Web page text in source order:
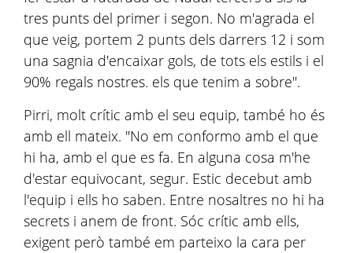
tres punts del primer i segon. No m'agrada el
que veig, portem 2 punts dels darrers 12 i som
una sagnia d'encaixar gols, de tots els estils i el
90% regals nostres. els que tenim a sobre".
Pirri, molt crític amb el seu equip, també ho és
amb ell mateix. "No em conformo amb el que
hi ha, amb el que es fa. En alguna cosa m'he
d'estar equivocant, segur. Estic decebut amb
l'equip i ells ho saben. Entre nosaltres no hi ha
secrets i anem de front. Sóc crític amb ells,
exigent però també em parteixo la cara per